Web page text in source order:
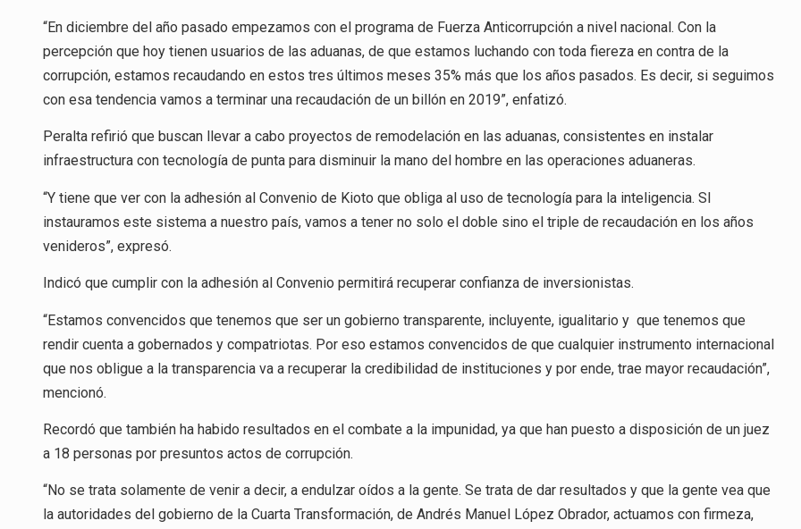
A
CORRUPCIÓN
“En diciembre del año pasado empezamos con el programa de Fuerza Anticorrupción a nivel nacional. Con la
percepción que hoy tienen usuarios de las aduanas, de que estamos luchando con toda fiereza en contra de la
corrupción, estamos recaudando en estos tres últimos meses 35% más que los años pasados. Es decir, si seguimos
con esa tendencia vamos a terminar una recaudación de un billón en 2019”, enfatizó.
Peralta refirió que buscan llevar a cabo proyectos de remodelación en las aduanas, consistentes en instalar
infraestructura con tecnología de punta para disminuir la mano del hombre en las operaciones aduaneras.
“Y tiene que ver con la adhesión al Convenio de Kioto que obliga al uso de tecnología para la inteligencia. SI
instauramos este sistema a nuestro país, vamos a tener no solo el doble sino el triple de recaudación en los años
venideros”, expresó.
Indicó que cumplir con la adhesión al Convenio permitirá recuperar confianza de inversionistas.
“Estamos convencidos que tenemos que ser un gobierno transparente, incluyente, igualitario y que tenemos que
rendir cuenta a gobernados y compatriotas. Por eso estamos convencidos de que cualquier instrumento internacional
que nos obligue a la transparencia va a recuperar la credibilidad de instituciones y por ende, trae mayor recaudación”,
mencionó.
Recordó que también ha habido resultados en el combate a la impunidad, ya que han puesto a disposición de un juez
a 18 personas por presuntos actos de corrupción.
“No se trata solamente de venir a decir, a endulzar oídos a la gente. Se trata de dar resultados y que la gente vea que
la autoridades del gobierno de la Cuarta Transformación, de Andrés Manuel López Obrador, actuamos con firmeza,